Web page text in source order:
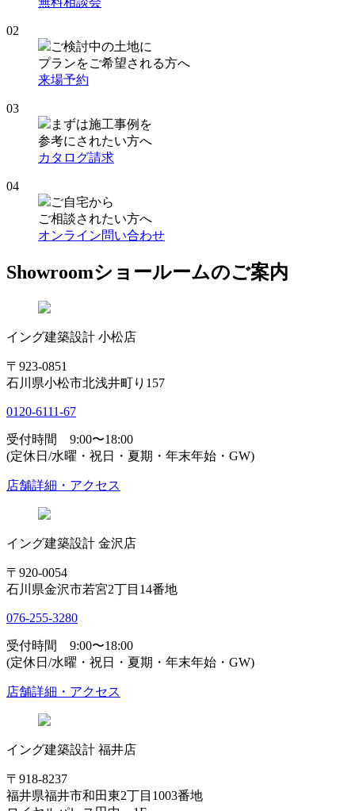
02
ご検討中の土地に
プランをご希望される方へ
来場予約
03
まずは施工事例を
参考にされたい方へ
カタログ請求
04
ご自宅から
ご相談されたい方へ
オンライン問い合わせ
Showroomショールームのご案内
イング建築設計 小松店
〒923-0851
石川県小松市北浅井町り157
0120-6111-67
受付時間 9:00〜18:00
(定休日/水曜・祝日・夏期・年末年始・GW)
店舗詳細・アクセス
イング建築設計 金沢店
〒920-0054
石川県金沢市若宮2丁目14番地
076-255-3280
受付時間 9:00〜18:00
(定休日/水曜・祝日・夏期・年末年始・GW)
店舗詳細・アクセス
イング建築設計 福井店
〒918-8237
福井県福井市和田東2丁目1003番地